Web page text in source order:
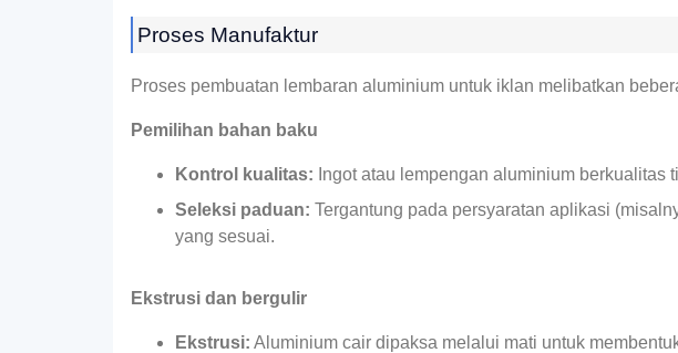
Proses Manufaktur
Proses pembuatan lembaran aluminium untuk iklan melibatkan
Pemilihan bahan baku
Kontrol kualitas: Ingot atau lempengan aluminium
Seleksi paduan: Tergantung pada persyaratan aplikasi
yang sesuai.
Ekstrusi dan bergulir
Ekstrusi: Aluminium cair dipaksa melalui mati untuk